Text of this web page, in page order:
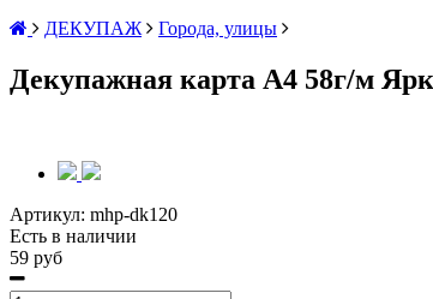
ДЕКУПАЖ
Города, улицы
Декупажная карта А4 58г/м
Артикул: mhp-dk120
Есть в наличии
59 руб